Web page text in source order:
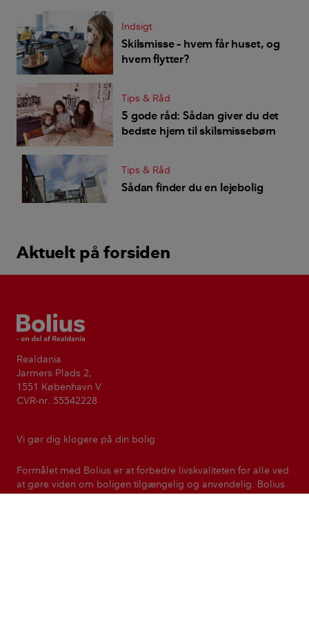
Indsigt
Skilsmisse – hvem får huset, og
hvem flytter?
Tips & Råd
5 gode råd: Sådan giver du det
bedste hjem til skilsmissebørn
Tips & Råd
Sådan finder du en lejebolig
Aktuelt på forsiden
Bolius
Realdania
Jarmers Plads 2,
1551 København V
CVR-nr. 55542228
Vi gør dig klogere på din bolig
Formålet med Bolius er at forbedre livskvaliteten for alle ved
at gøre viden om boligen tilgængelig og anvendelig. Bolius
er en del af den filantropiske forening Realdania.